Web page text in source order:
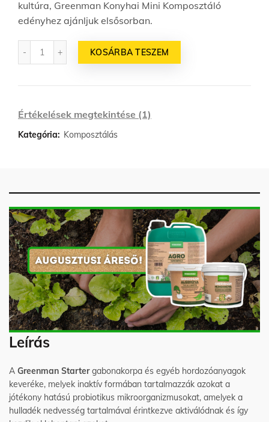
kultúra, Greenman Konyhai Mini Komposztáló
edényhez ajánljuk elsősorban.
Mennyiség
KOSÁRBA TESZEM
Értékelések megtekintése (1)
Kategória: Komposztálás
Leírás
A Greenman Startergabonakorpa és egyéb hordozóanyagok
keveréke, melyek inaktív formában tartalmazzák azokat a
jótékony hatású probiotikus mikroorganizmusokat, amelyek a
hulladék nedvesség tartalmával érintkezve aktiválódnak és így